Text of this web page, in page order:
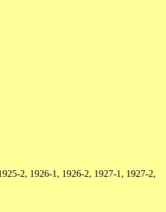
2, 1926-1, 1926-2, 1927-1, 1927-2,